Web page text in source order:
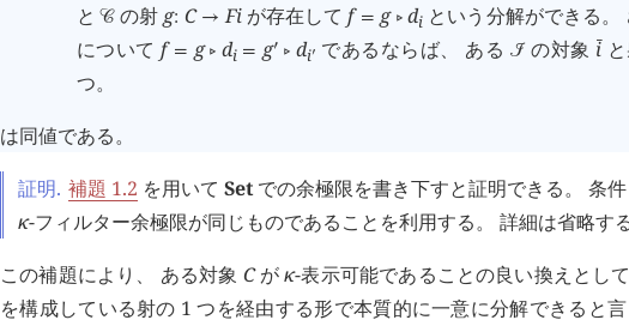
と󰒚 の射 g: C → Fiが存在して f = g 󰖡 di という分解ができる
についてf = g 󰖡 di = g󰎘 󰖡 di󰎘 であるならば、 ある 󰒠 の対象 󰔄
iと
つ。
は同値である。
証明. 補題 1.2 を用いて Setでの余極限を書き下すと証明できる。 条
κ-フィルター余極限が同じものであることを利用する。 詳細は省略する
この補題により、 ある対象 Cがκ-表示可能であることの良い換えとし
を構成している射の 1 つを経由する形で本質的に一意に分解できると